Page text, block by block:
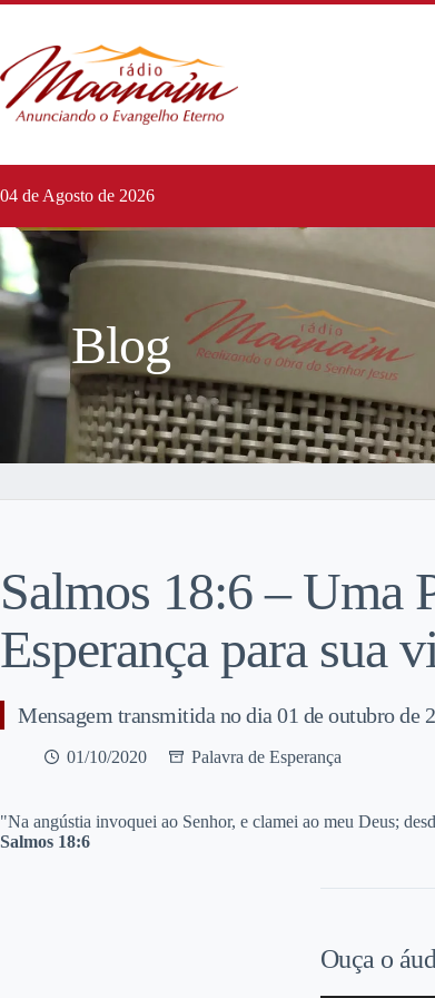
04 de Agosto de 2026
Blog
Salmos 18:6 – Uma
Esperança para sua
Mensagem transmitida no dia 01 de outubro de
01/10/2020 Palavra de Esperança
"Na angústia invoquei ao Senhor, e clamei ao meu Deus;
Salmos 18:6
Ouça o